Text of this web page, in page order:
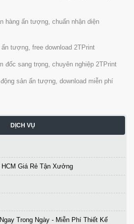
hàng ấn tượng, chuẩn nhận diện
tượng, free download 2TPrint
đốc sang trọng, chuyên nghiệp 2TPrint
sản ấn tượng, download miễn phí
DỊCH VỤ
Giá Rẻ Tận Xưởng
Trong Ngày - Miễn Phí Thiết Kế